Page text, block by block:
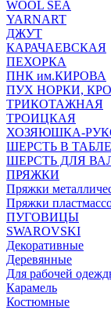
WOOL SEA
YARNART
ДЖУТ
КАРАЧАЕВСКАЯ
ПЕХОРКА
ПНК им.КИРОВА
ПУХ НОРКИ,
ТРИКОТАЖНАЯ
ТРОИЦКАЯ
ХОЗЯЮШКА-
ШЕРСТЬ В
ШЕРСТЬ ДЛЯ
ПРЯЖКИ
Пряжки
Пряжки
ПУГОВИЦЫ
SWAROVSKI
Декоративные
Деревянные
Для рабочей
Карамель
Костюмные